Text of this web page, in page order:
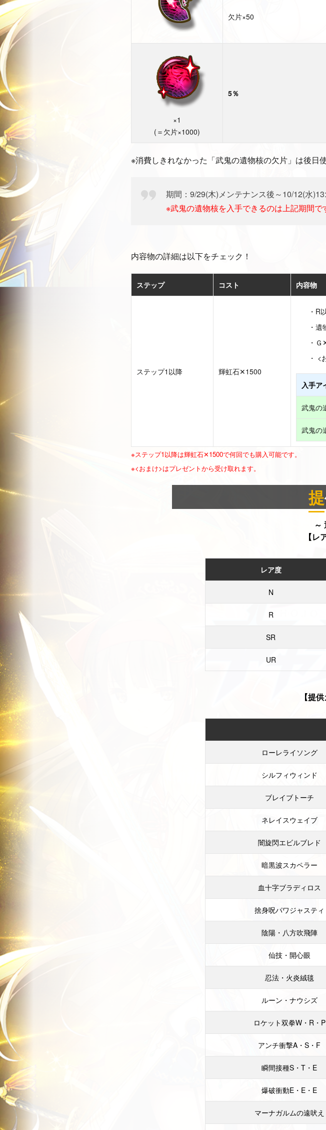
欠片×50
×1
(＝欠片×1000)
5％
※消費しきれなかった「武鬼の遺物核の欠片」は後日
期間：9/29(木)メンテナンス後～10/12(水
※武鬼の遺物核を入手できるのは上記期間で
内容物の詳細は以下をチェック！
ステップ コスト 内容物
ステップ1以降 輝虹石✕1500
R
遺
Ｇ
<
入手ア
武鬼の
武鬼の
※ステップ1以降は輝虹石✕1500で何回でも購入可能です。
※<おまけ>はプレゼントから受け取れます。
提
～
【レ
レア度
N
R
SR
UR
【提
ローレライソング
シルフィウィンド
ブレイブトーチ
ネレイスウェイブ
闇旋閃エビルブレド
暗黒波スカペラー
血十字ブラディロス
捨身呪パワジャスティ
陰陽・八方吹飛陣
仙技・開心眼
忍法・火炎絨毯
ルーン・ナウシズ
ロケット双拳W・R・P
アンチ衝撃A・S・F
瞬間接種S・T・E
爆破衝動E・E・E
マーナガルムの遠吠え